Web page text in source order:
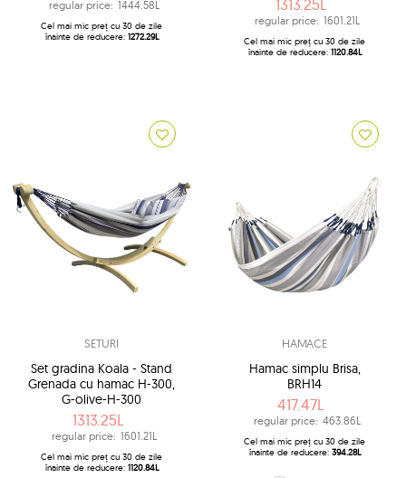
regular price: 1444.58L
Cel mai mic preț cu 30 de zile
înainte de reducere: 1272.29L
1313.25L
regular price: 1601.21L
Cel mai mic preț cu 30 de zile
înainte de reducere: 1120.84L
SETURI
Set gradina Koala - Stand
Grenada cu hamac H-300,
G-olive-H-300
1313.25L
regular price: 1601.21L
Cel mai mic preț cu 30 de zile
înainte de reducere: 1120.84L
HAMACE
Hamac simplu Brisa,
BRH14
417.47L
regular price: 463.86L
Cel mai mic preț cu 30 de zile
înainte de reducere: 394.28L